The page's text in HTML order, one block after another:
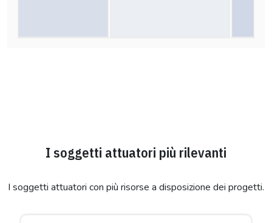
I soggetti attuatori più rilevanti
I soggetti attuatori con più risorse a disposizione dei progetti.